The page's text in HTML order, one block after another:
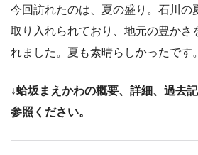
今回訪れたのは、夏の盛り。石川の
取り入れられており、地元の豊かさ
れました。夏も素晴らしかったです。
↓蛤坂まえかわの概要、詳細、過去
参照ください。